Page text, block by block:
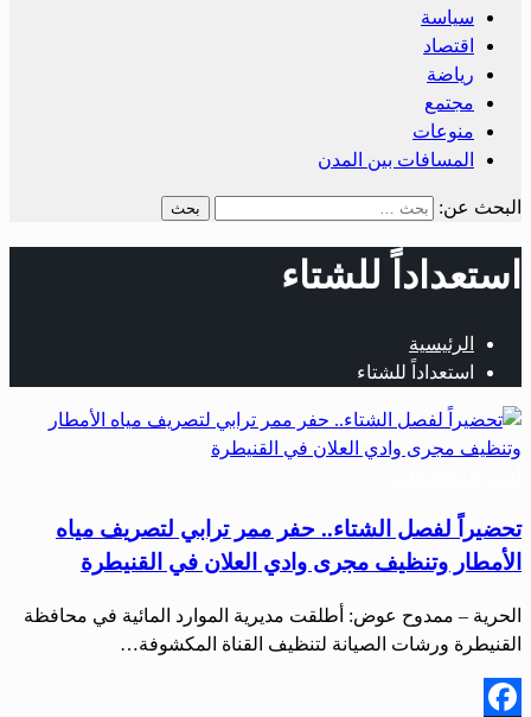
سياسة
اقتصاد
رياضة
مجتمع
منوعات
المسافات بين المدن
البحث عن:
استعداداً للشتاء
الرئيسية
استعداداً للشتاء
تحضيراً لفصل الشتاء.. حفر ممر ترابي لتصريف مياه
الأمطار وتنظيف مجرى وادي العلان في القنيطرة
الحرية – ممدوح عوض: أطلقت مديرية الموارد المائية في محافظة
القنيطرة ورشات الصيانة لتنظيف القناة المكشوفة…